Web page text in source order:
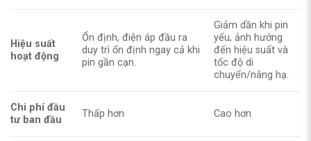
Hiệu suất
hoạt động
Ổn định, điện áp đầu ra
duy trì ổn định ngay cả khi
pin gần cạn.
Giảm dần khi pin
yếu, ảnh hưởng
đến hiệu suất và
tốc độ di
chuyển/nâng hạ.
Chi phí đầu
tư ban đầu
Thấp hơn Cao hơn